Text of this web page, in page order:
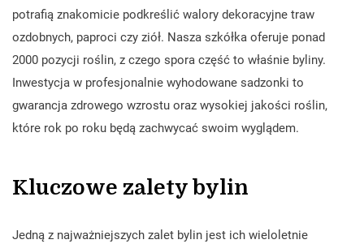
potrafią znakomicie podkreślić walory dekoracyjne traw
ozdobnych, paproci czy ziół. Nasza szkółka oferuje ponad
2000 pozycji roślin, z czego spora część to właśnie byliny.
Inwestycja w profesjonalnie wyhodowane sadzonki to
gwarancja zdrowego wzrostu oraz wysokiej jakości roślin,
które rok po roku będą zachwycać swoim wyglądem.
Kluczowe zalety bylin
Jedną z najważniejszych zalet bylin jest ich wieloletnie